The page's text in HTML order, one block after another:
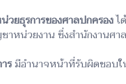
วยธุรการของศาลปกครองไ
หน่วยงาน ซึ่งสำนักงานศ
รมีอำนาจหน้าที่รับผิดชอบใ